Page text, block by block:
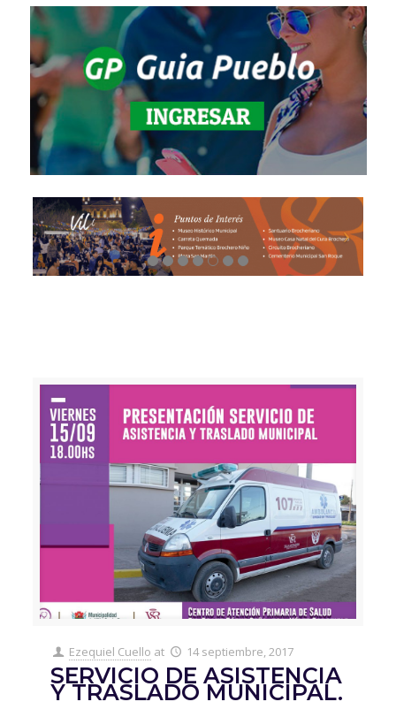
Ezequiel Cuello at 14 septiembre, 2017
SERVICIO DE ASISTENCIA
Y TRASLADO MUNICIPAL.